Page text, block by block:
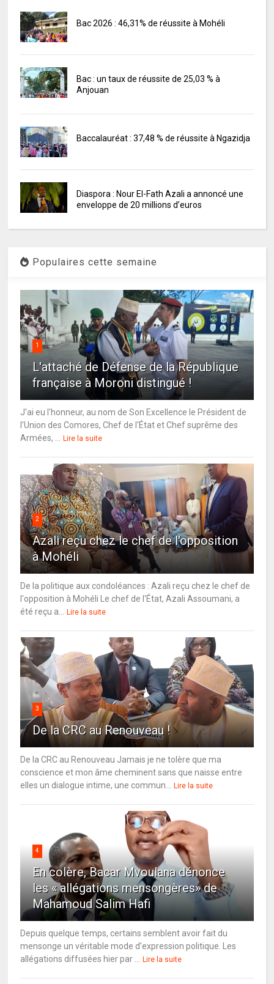
Bac 2026 : 46,31% de réussite à Mohéli
Bac : un taux de réussite de 25,03 % à
Anjouan
Baccalauréat : 37,48 % de réussite à Ngazidja
Diaspora : Nour El-Fath Azali a annoncé une
enveloppe de 20 millions d’euros
Populaires cette semaine
1
L'attaché de Défense de la République
française à Moroni distingué !
J'ai eu l'honneur, au nom de Son Excellence le Président de
l'Union des Comores, Chef de l'État et Chef suprême des
Armées, ...
Lire la suite
2
Azali reçu chez le chef de l'opposition
à Mohéli
De la politique aux condoléances : Azali reçu chez le chef de
l'opposition à Mohéli Le chef de l'État, Azali Assoumani, a
été reçu a...
Lire la suite
3
De la CRC au Renouveau !
De la CRC au Renouveau Jamais je ne tolère que ma
conscience et mon âme cheminent sans que naisse entre
elles un dialogue intime, une commun...
Lire la suite
4
En colère, Bacar Mvoulana dénonce
les « allégations mensongères» de
Mahamoud Salim Hafi
Depuis quelque temps, certains semblent avoir fait du
mensonge un véritable mode d’expression politique. Les
allégations diffusées hier par ...
Lire la suite